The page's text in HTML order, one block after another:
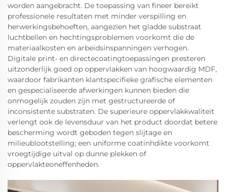
worden aangebracht. De toepassing van fineer bereikt
professionele resultaten met minder verspilling en
herwerkingsbehoeften, aangezien het gladde substraat
luchtbellen en hechtingsproblemen voorkomt die de
materiaalkosten en arbeidsinspanningen verhogen.
Digitale print- en directecoatingtoepassingen presteren
uitzonderlijk goed op oppervlakken van hoogwaardig MDF,
waardoor fabrikanten klantspecifieke grafische elementen
en gespecialiseerde afwerkingen kunnen bieden die
onmogelijk zouden zijn met gestructureerde of
inconsistente substraten. De superieure oppervlakkwaliteit
verlengt ook de levensduur van het product doordat betere
bescherming wordt geboden tegen slijtage en
milieublootstelling; een uniforme coatinhdikte voorkomt
vroegtijdige uitval op dunne plekken of
oppervlakteoneffenheden.